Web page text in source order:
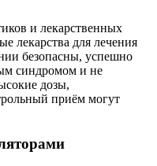
и лекарственных
лекарства для лечения
безопасны, успешно
синдромом и не
дозы,
приём могут